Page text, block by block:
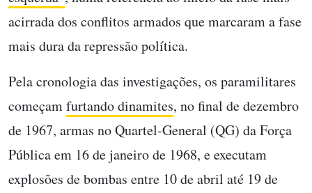
acirrada dos conflitos armados que marcaram a fase
mais dura da repressão política.
Pela cronologia das investigações, os paramilitares
começamfurtando dinamites, no final de dezembro
de 1967, armas no Quartel-General (QG) da Força
Pública em 16 de janeiro de 1968, eexecutam
explosões de bombas entre 10 de abril até 19 de